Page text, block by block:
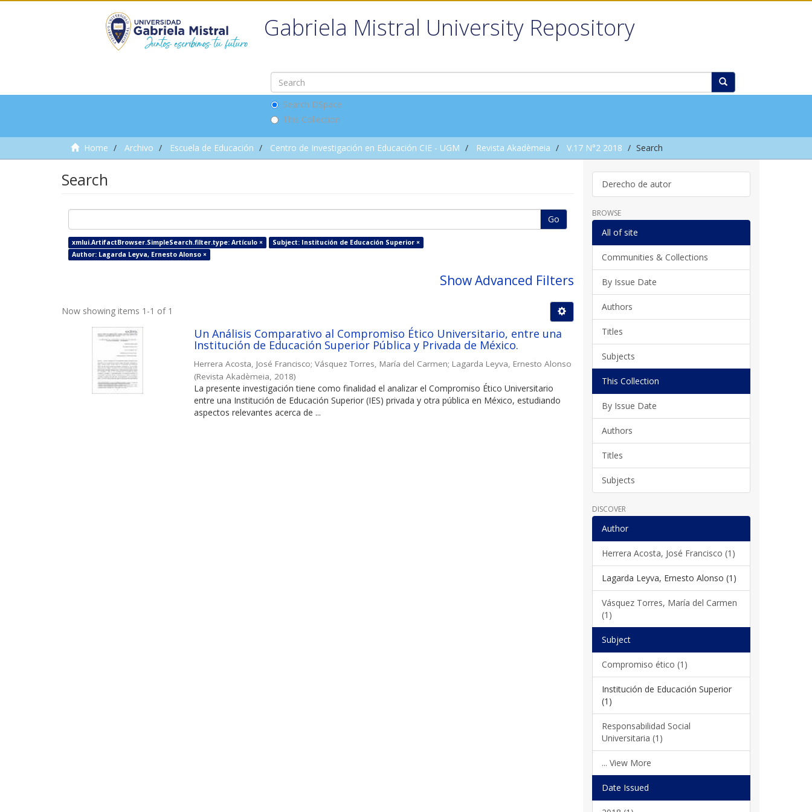
Gabriela Mistral University Repository
Search DSpace
This Collection
Home Archivo Escuela de Educación Centro de Investigación en Educación CIE - UGM Revista Akadèmeia V.17 N°2 2018 Search
Search
Go
xmlui.ArtifactBrowser.SimpleSearch.filter.type: Artículo ×
Subject: Institución de Educación Superior ×
Author: Lagarda Leyva, Ernesto Alonso ×
Show Advanced Filters
Now showing items 1-1 of 1
Un Análisis Comparativo al Compromiso Ético Universitario, entre una
Institución de Educación Superior Pública y Privada de México.
Herrera Acosta, José Francisco;Vásquez Torres, María del Carmen; Lagarda Leyva, Ernesto Alonso
(Revista Akadèmeia 2018)
La presente investigación tiene como finalidad el analizar el Compromiso Ético Universitario
entre una Institución de Educación Superior (IES) privada y otra pública en México, estudiando
aspectos relevantes acerca de ...
Derecho de autor
BROWSE
All of site
Communities & Collections
By Issue Date
Authors
Titles
Subjects
This Collection
By Issue Date
Authors
Titles
Subjects
DISCOVER
Author
Herrera Acosta, José Francisco (1)
Lagarda Leyva, Ernesto Alonso (1)
Vásquez Torres, María del Carmen
(1)
Subject
Compromiso ético (1)
Institución de Educación Superior
(1)
Responsabilidad Social
Universitaria (1)
... View More
Date Issued